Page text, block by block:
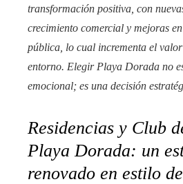
transformación positiva, con
crecimiento comercial y mejoras
pública, lo cual incrementa el
entorno. Elegir Playa Dorada no
emocional; es una decisión
Residencias y Club
Playa Dorada: un
renovado en estilo